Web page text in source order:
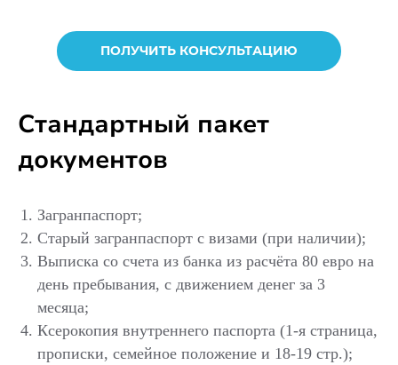
ПОЛУЧИТЬ КОНСУЛЬТАЦИЮ
Стандартный пакет
документов
Загранпаспорт;
Старый загранпаспорт с визами (при наличии);
Выписка со счета из банка из расчёта 80 евро на
день пребывания, с движением денег за 3
месяца;
Ксерокопия внутреннего паспорта (1-я страница,
прописки, семейное положение и 18-19 стр.);